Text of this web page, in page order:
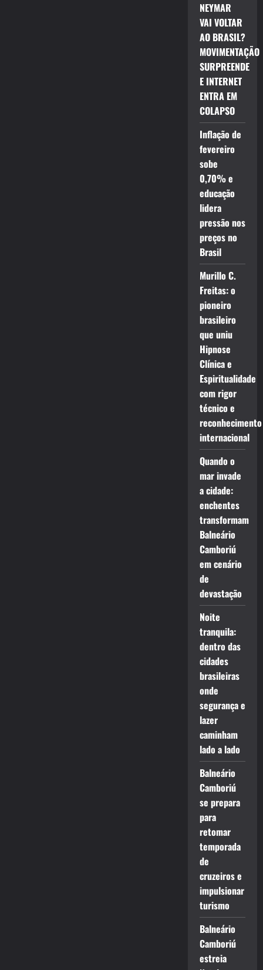
NEYMAR
VAI VOLTAR
AO BRASIL?
MOVIMENTAÇÃO
SURPREENDE
E INTERNET
ENTRA EM
COLAPSO
Inflação de
fevereiro
sobe
0,70% e
educação
lidera
pressão nos
preços no
Brasil
Murillo C.
Freitas: o
pioneiro
brasileiro
que uniu
Hipnose
Clínica e
Espiritualidade
com rigor
técnico e
reconhecimento
internacional
Quando o
mar invade
a cidade:
enchentes
transformam
Balneário
Camboriú
em cenário
de
devastação
Noite
tranquila:
dentro das
cidades
brasileiras
onde
segurança e
lazer
caminham
lado a lado
Balneário
Camboriú
se prepara
para
retomar
temporada
de
cruzeiros e
impulsionar
turismo
Balneário
Camboriú
estreia